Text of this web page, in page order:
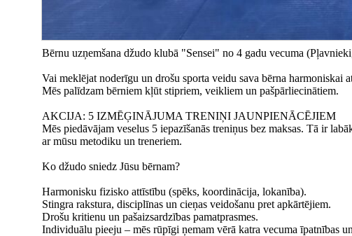
Bērnu uzņemšana džudo klubā "Sensei" no 4 gadu vecuma
Vai meklējat noderīgu un drošu sporta veidu sava bērna
Mēs palīdzam bērniem kļūt stipriem, veikliem un pašpārliecinātiem.
AKCIJA: 5 IZMĒĢINĀJUMA TRENIŅI JAUNPIENĀCĒJIEM
Mēs piedāvājam veselus 5 iepazīšanās treniņus bez maksas. Tā ir
ar mūsu metodiku un treneriem.
Ko džudo sniedz Jūsu bērnam?
Harmonisku fizisko attīstību (spēks, koordinācija, lokanība).
Stingra rakstura, disciplīnas un cieņas veidošanu pret apkārtējiem.
Drošu kritienu un pašaizsardzības pamatprasmes.
Individuālu pieeju – mēs rūpīgi ņemam vērā katra vecuma īpatnības